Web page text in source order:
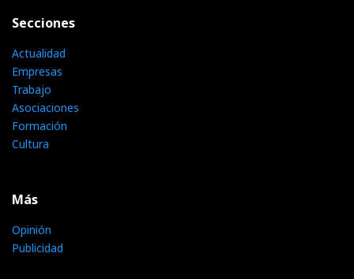
Secciones
Actualidad
Empresas
Trabajo
Asociaciones
Formación
Cultura
Más
Opinión
Publicidad